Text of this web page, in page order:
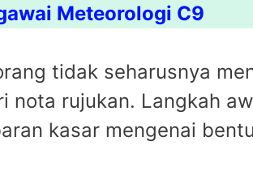
Meteorologi C9
tidak seharusnya
nota rujukan. Langkah
kasar mengenai